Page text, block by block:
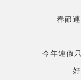
春節
今年連假